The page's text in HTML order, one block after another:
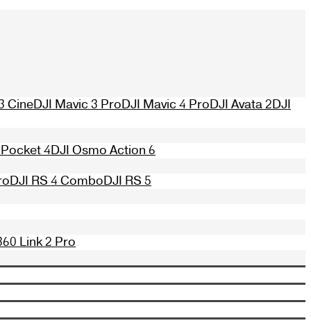
CineDJI Mavic 3 ProDJI Mavic 4 ProDJI Avata 2DJI
4DJI Osmo Action 6
DJI RS 4 ComboDJI RS 5
Link 2 Pro